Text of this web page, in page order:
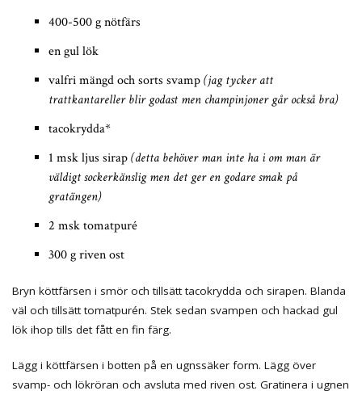
400-500 g nötfärs
en gul lök
valfri mängd och sorts svamp(jag tycker att
trattkantareller blir godast men champinjoner går också bra)
tacokrydda*
1 msk ljus sirap(detta behöver man inte ha i om man är
väldigt sockerkänslig men det ger en godare smak på
gratängen)
2 msk tomatpuré
300 g riven ost
Bryn köttfärsen i smör och tillsätt tacokrydda och sirapen. Blanda
väl och tillsätt tomatpurén. Stek sedan svampen och hackad gul
lök ihop tills det fått en fin färg.
Lägg i köttfärsen i botten på en ugnssäker form. Lägg över
svamp- och lökröran och avsluta med riven ost. Gratinera i ugnen